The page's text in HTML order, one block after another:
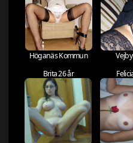
Höganäs Kommun
Brita 26 år